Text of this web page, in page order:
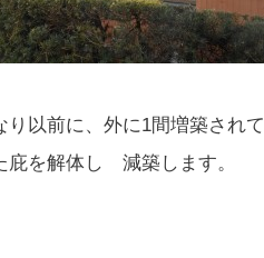
り以前に、外に1間増築されて
庇を解体し 減築します。